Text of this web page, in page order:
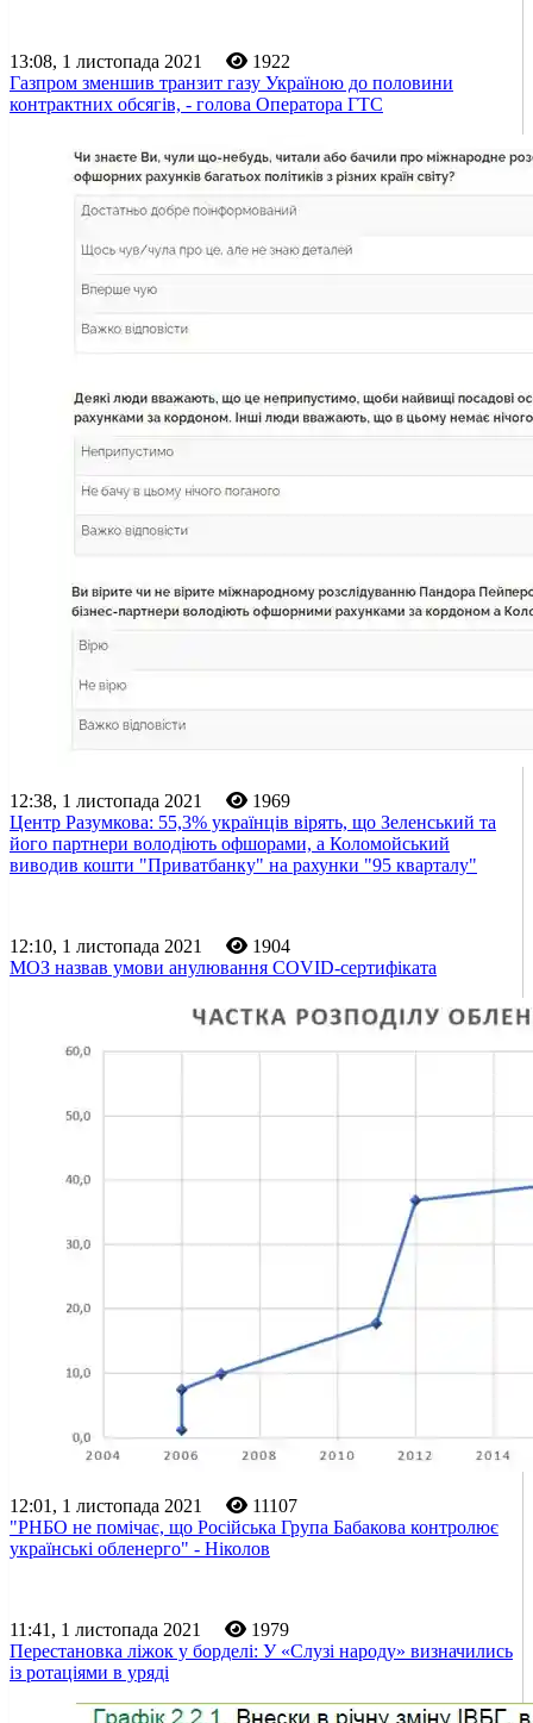
13:08, 1 листопада 2021
1922
Газпром зменшив транзит газу Україною до половини
контрактних обсягів, - голова Оператора ГТС
12:38, 1 листопада 2021
1969
Центр Разумкова: 55,3% українців вірять, що Зеленський та
його партнери володіють офшорами, а Коломойський
виводив кошти "Приватбанку" на рахунки "95 кварталу"
12:10, 1 листопада 2021
1904
МОЗ назвав умови анулювання COVID-сертифіката
12:01, 1 листопада 2021
11107
"РНБО не помічає, що Російська Група Бабакова контролює
українські обленерго" - Ніколов
11:41, 1 листопада 2021
1979
Перестановка ліжок у борделі: У «Слузі народу» визначились
із ротаціями в уряді